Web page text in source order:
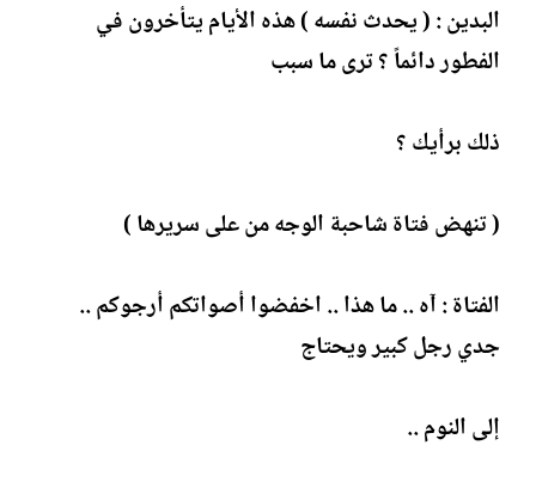
البدين : ( يحدث نفسه ) هذه الأيام يتأخرون في
الفطور دائماً ؟ ترى ما سبب
ذلك برأيك ؟
( تنهض فتاة شاحبة الوجه من على سريرها )
الفتاة : آه .. ما هذا .. اخفضوا أصواتكم أرجوكم ..
جدي رجل كبير ويحتاج
إلى النوم ..